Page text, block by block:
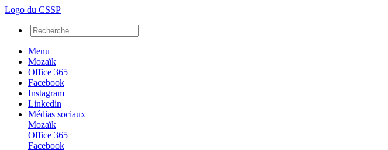
Logo du CSSP
Menu
Mozaïk
Office 365
Facebook
Instagram
Linkedin
Médias sociaux
Mozaïk
Office 365
Facebook